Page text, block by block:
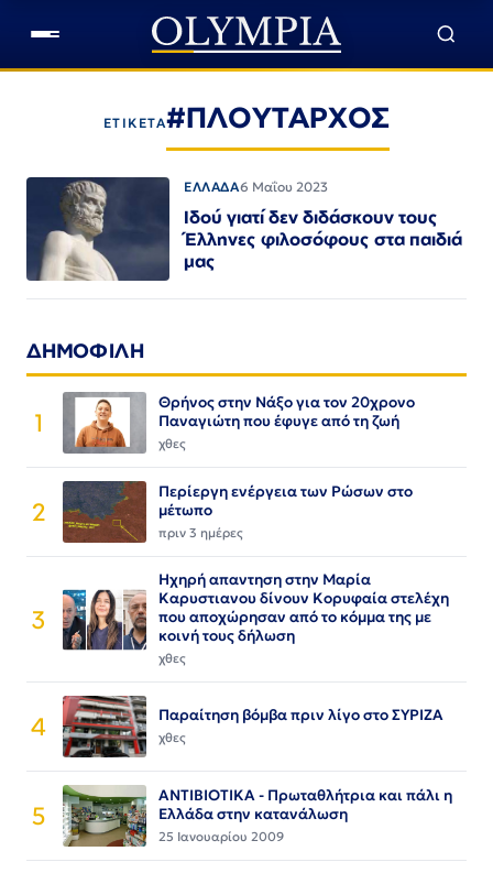
ΕΤΙΚΕΤΑ#ΠΛΟΥΤΑΡΧΟΣ
ΕΛΛΑΔΑ6 Μαΐου 2023
Ιδού γιατί δεν διδάσκουν τους
Έλληνες φιλοσόφους στα παιδιά
μας
ΔΗΜΟΦΙΛΗ
1
Θρήνος στην Νάξο για τον 20χρονο
Παναγιώτη που έφυγε από τη ζωή
χθες
2
Περίεργη ενέργεια των Ρώσων στο
μέτωπο
πριν 3 ημέρες
3
Ηχηρή απαντηση στην Μαρία
Καρυστιανου δίνουν Κορυφαία στελέχη
που αποχώρησαν από το κόμμα της με
κοινή τους δήλωση
χθες
4 Παραίτηση βόμβα πριν λίγο στο ΣΥΡΙΖΑ
χθες
5
ΑΝΤΙΒΙΟΤΙΚΑ - Πρωταθλήτρια και πάλι η
Ελλάδα στην κατανάλωση
25 Ιανουαρίου 2009